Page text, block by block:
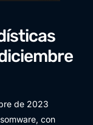
de 2023
con